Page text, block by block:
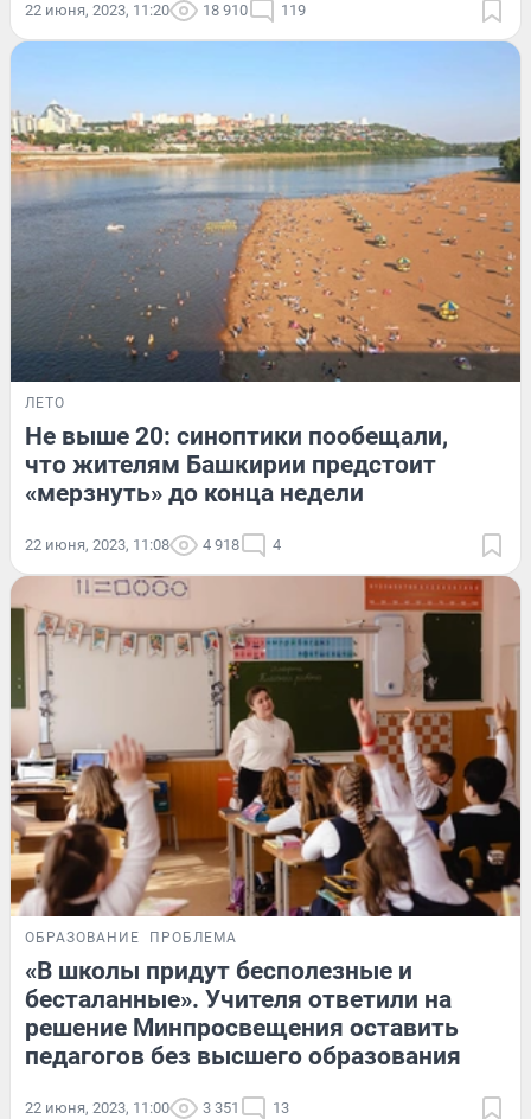
22 июня, 2023, 11:20 18 910 119
ЛЕТО
Не выше 20: синоптики пообещали,
что жителям Башкирии предстоит
«мерзнуть» до конца недели
22 июня, 2023, 11:08 4 918 4
ОБРАЗОВАНИЕ ПРОБЛЕМА
«В школы придут бесполезные и
бесталанные». Учителя ответили на
решение Минпросвещения оставить
педагогов без высшего образования
22 июня, 2023, 11:00 3 351 13